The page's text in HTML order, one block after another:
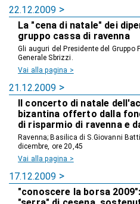
22.12.2009
La "cena di natale" dei
gruppo cassa di ravenna
Gli auguri del Presidente del Gruppo
Generale Sbrizzi.
Vai alla pagina >
21.12.2009
Il concerto di natale
bizantina offerto dalla
di risparmio di ravenna e
Ravenna; Basilica di S.Giovanni
dicembre, ore 20,45
Vai alla pagina >
17.12.2009
"conoscere la borsa